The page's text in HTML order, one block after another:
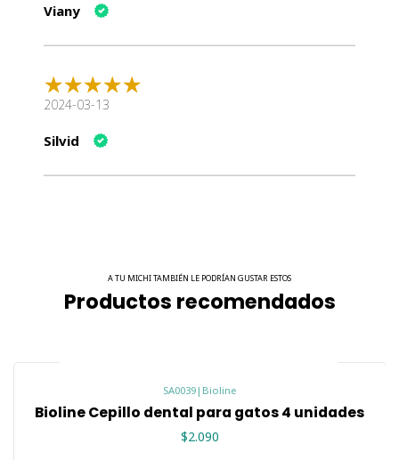
Viany
2024-03-13
Silvid
A TU MICHI TAMBIÉN LE PODRÍAN GUSTAR ESTOS
Productos recomendados
SA0039 | Bioline
Bioline Cepillo dental para gatos 4 unidades
$2.090